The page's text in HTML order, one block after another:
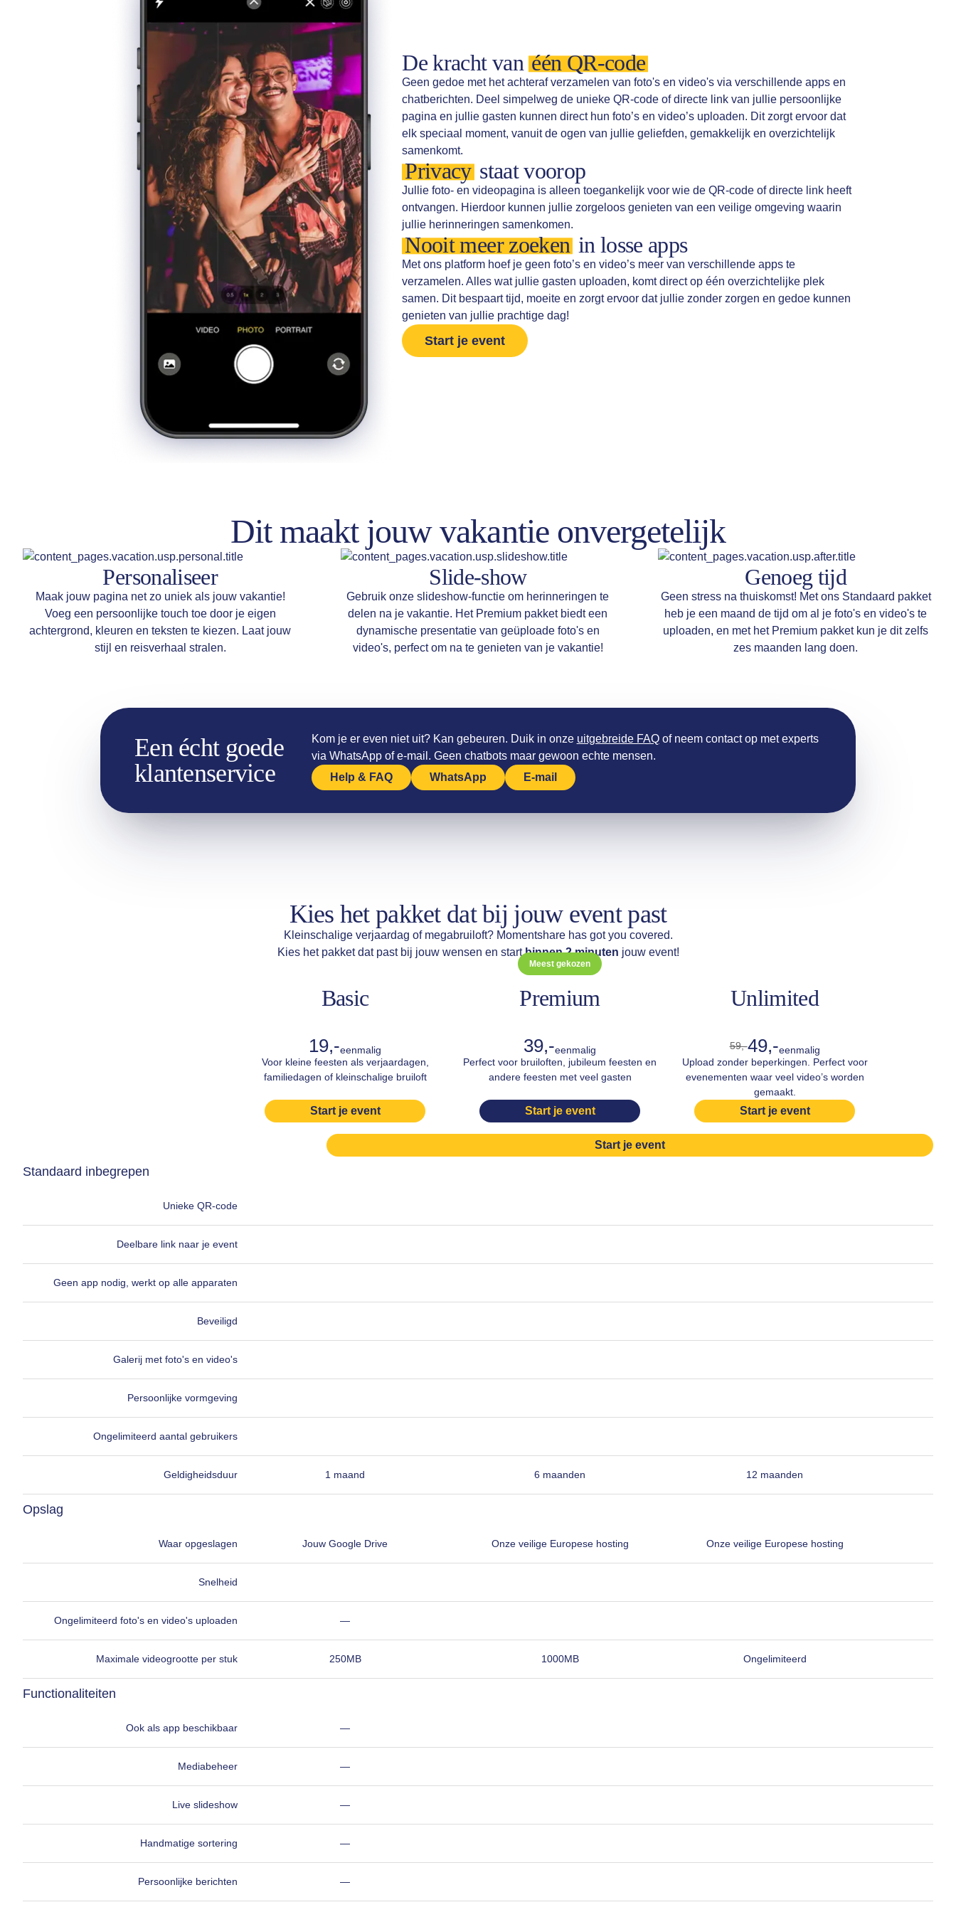
De kracht vanéén QR-code
Geen gedoe met het achteraf verzamelen van foto's en video's via verschillende apps en
chatberichten. Deel simpelweg de unieke QR-code of directe link van jullie persoonlijke
pagina en jullie gasten kunnen direct hun foto’s en video’s uploaden. Dit zorgt ervoor dat
elk speciaal moment, vanuit de ogen van jullie geliefden, gemakkelijk en overzichtelijk
samenkomt.
Privacystaat voorop
Jullie foto- en videopagina is alleen toegankelijk voor wie de QR-code of directe link heeft
ontvangen. Hierdoor kunnen jullie zorgeloos genieten van een veilige omgeving waarin
jullie herinneringen samenkomen.
Nooit meer zoeken in losse apps
Met ons platform hoef je geen foto’s en video’s meer van verschillende apps te
verzamelen. Alles wat jullie gasten uploaden, komt direct op één overzichtelijke plek
samen. Dit bespaart tijd, moeite en zorgt ervoor dat jullie zonder zorgen en gedoe kunnen
genieten van jullie prachtige dag!
Start je event
Dit maakt jouw vakantie onvergetelijk
Personaliseer
Maak jouw pagina net zo uniek als jouw vakantie!
Voeg een persoonlijke touch toe door je eigen
achtergrond, kleuren en teksten te kiezen. Laat jouw
stijl en reisverhaal stralen.
Slide-show
Gebruik onze slideshow-functie om herinneringen te
delen na je vakantie. Het Premium pakket biedt een
dynamische presentatie van geüploade foto's en
video's, perfect om na te genieten van je vakantie!
Genoeg tijd
Geen stress na thuiskomst! Met ons Standaard pakket
heb je een maand de tijd om al je foto's en video's te
uploaden, en met het Premium pakket kun je dit zelfs
zes maanden lang doen.
Een écht goede
klantenservice
Kom je er even niet uit? Kan gebeuren. Duik in onze uitgebreide FAQof neem contact op met experts
via WhatsApp of e-mail. Geen chatbots maar gewoon echte mensen.
Help & FAQ
WhatsApp E-mail
Kies het pakket dat bij jouw event past
Kleinschalige verjaardag of megabruiloft? Momentshare has got you covered.
Kies het pakket dat past bij jouw wensen en startbinnen 2 minuten jouw event!
Basic Premium
Meest gekozen
Unlimited
19,-eenmalig
Voor kleine feesten als verjaardagen,
familiedagen of kleinschalige bruiloft
Start je event
39,-eenmalig
Perfect voor bruiloften, jubileum feesten en
andere feesten met veel gasten
Start je event
59,-49,-eenmalig
Upload zonder beperkingen. Perfect voor
evenementen waar veel video’s worden
gemaakt.
Start je event
Start je event
Standaard inbegrepen
Unieke QR-code
Deelbare link naar je event
Geen app nodig, werkt op alle apparaten
Beveiligd
Galerij met foto's en video's
Persoonlijke vormgeving
Ongelimiteerd aantal gebruikers
Geldigheidsduur 1 maand 6 maanden 12 maanden
Opslag
Waar opgeslagen Jouw Google Drive Onze veilige Europese hosting Onze veilige Europese hosting
Snelheid
Ongelimiteerd foto's en video's uploaden —
Maximale videogrootte per stuk 250MB 1000MB Ongelimiteerd
Functionaliteiten
Ook als app beschikbaar —
Mediabeheer —
Live slideshow —
Handmatige sortering —
Persoonlijke berichten —